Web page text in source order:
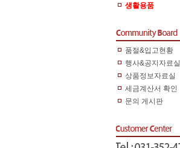
생활용품
품절&입고현황
행사&공지자료실
상품정보자료실
세금계산서 확인
문의 게시판